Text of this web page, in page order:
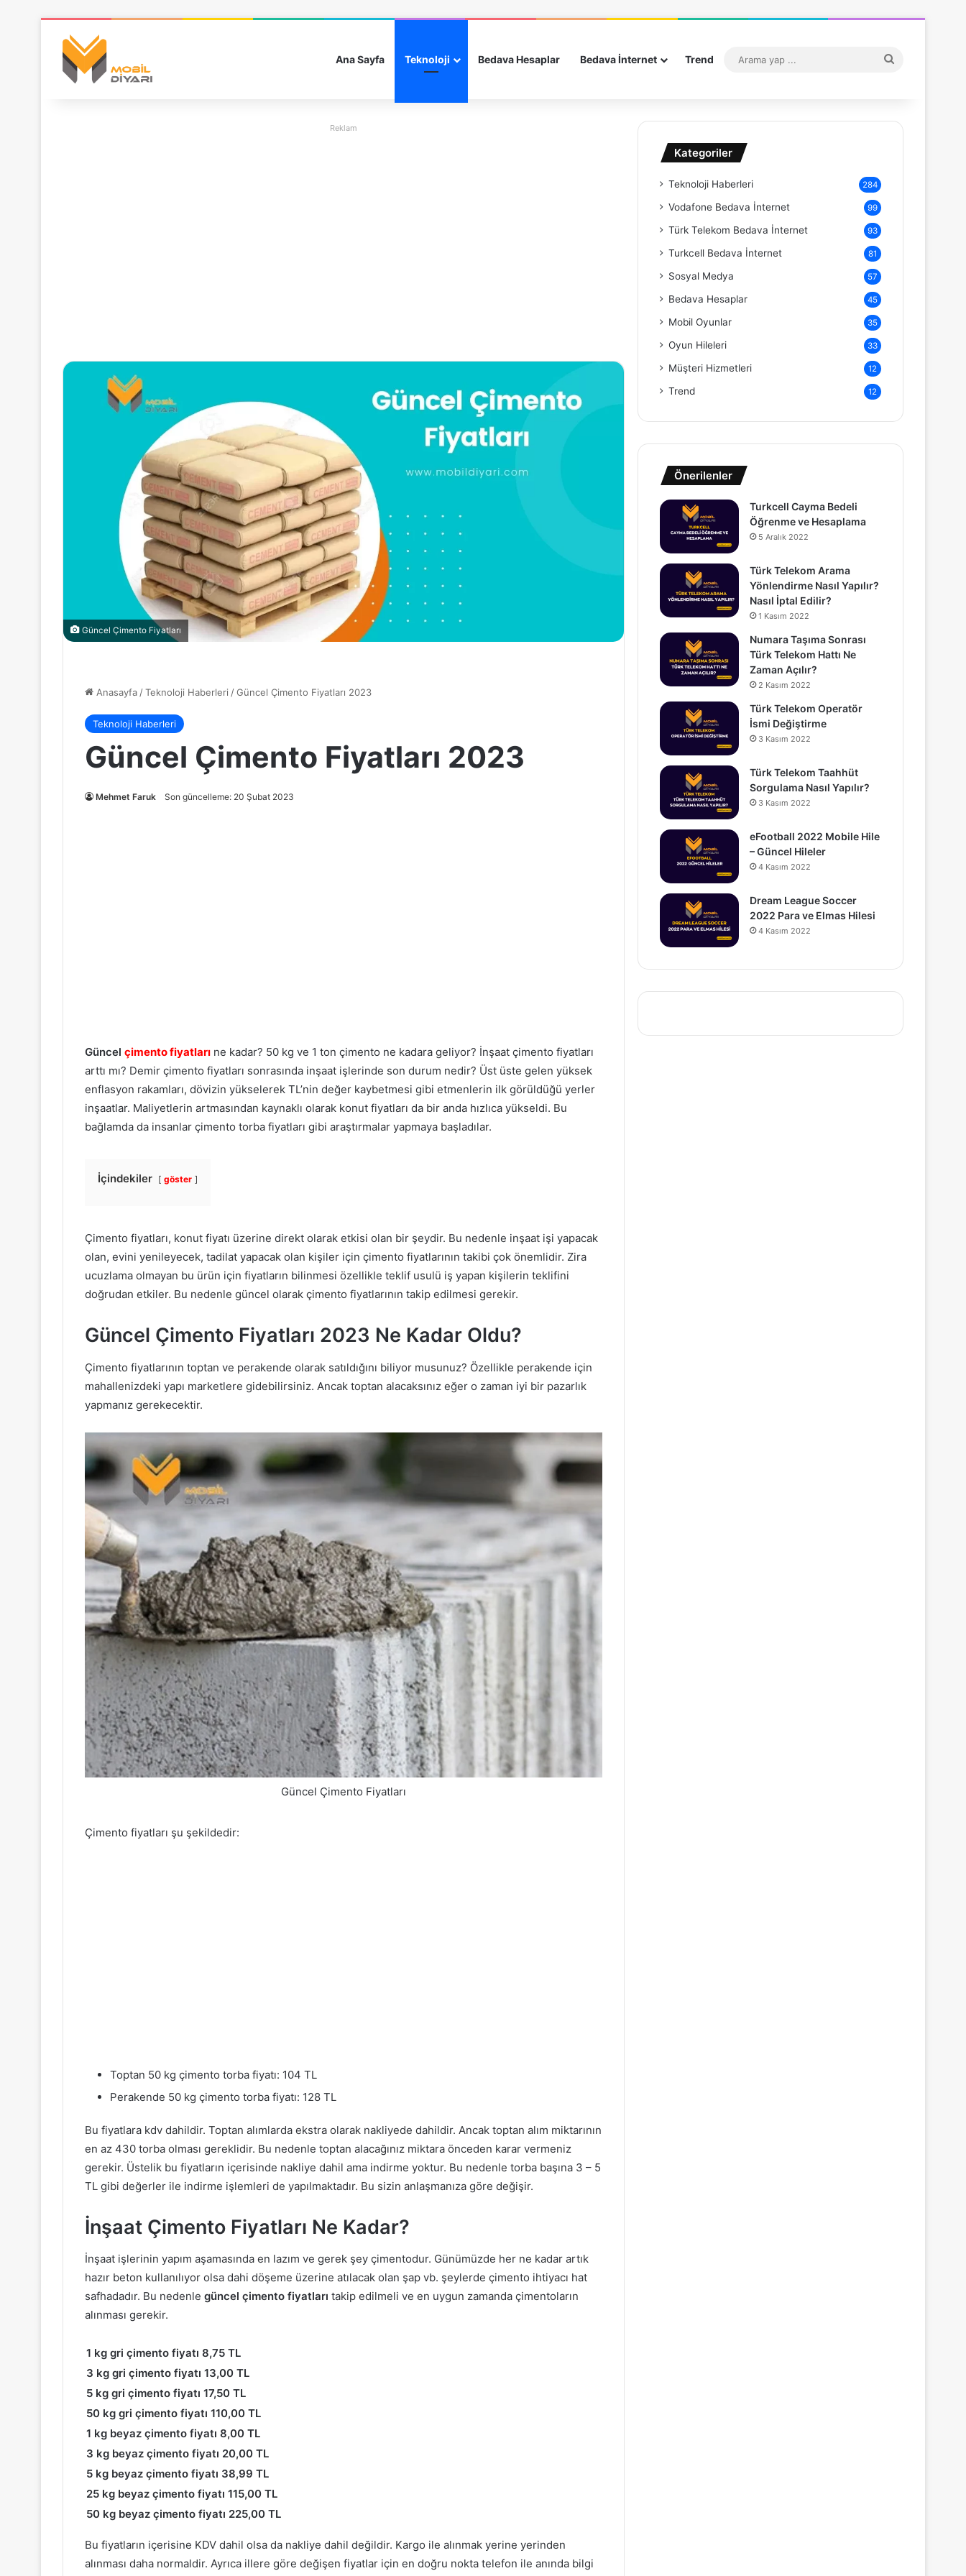
Ana Sayfa Teknoloji Bedava Hesaplar Bedava İnternet Trend
Reklam
Güncel Çimento Fiyatları
Anasayfa /Teknoloji Haberleri /Güncel Çimento Fiyatları 2023
Teknoloji Haberleri
Güncel Çimento Fiyatları 2023
Mehmet Faruk Son güncelleme: 20 Şubat 2023
Güncel çimento fiyatları ne kadar? 50 kg ve 1 ton çimento ne kadara geliyor? İnşaat çimento fiyatları
arttı mı? Demir çimento fiyatları sonrasında inşaat işlerinde son durum nedir? Üst üste gelen yüksek
enflasyon rakamları, dövizin yükselerek TL’nin değer kaybetmesi gibi etmenlerin ilk görüldüğü yerler
inşaatlar. Maliyetlerin artmasından kaynaklı olarak konut fiyatları da bir anda hızlıca yükseldi. Bu
bağlamda da insanlar çimento torba fiyatları gibi araştırmalar yapmaya başladılar.
İçindekiler göster
Çimento fiyatları, konut fiyatı üzerine direkt olarak etkisi olan bir şeydir. Bu nedenle inşaat işi yapacak
olan, evini yenileyecek, tadilat yapacak olan kişiler için çimento fiyatlarının takibi çok önemlidir. Zira
ucuzlama olmayan bu ürün için fiyatların bilinmesi özellikle teklif usulü iş yapan kişilerin teklifini
doğrudan etkiler. Bu nedenle güncel olarak çimento fiyatlarının takip edilmesi gerekir.
Güncel Çimento Fiyatları 2023 Ne Kadar Oldu?
Çimento fiyatlarının toptan ve perakende olarak satıldığını biliyor musunuz? Özellikle perakende için
mahallenizdeki yapı marketlere gidebilirsiniz. Ancak toptan alacaksınız eğer o zaman iyi bir pazarlık
yapmanız gerekecektir.
Güncel Çimento Fiyatları
Çimento fiyatları şu şekildedir:
Toptan 50 kg çimento torba fiyatı: 104 TL
Perakende 50 kg çimento torba fiyatı: 128 TL
Bu fiyatlara kdv dahildir. Toptan alımlarda ekstra olarak nakliyede dahildir. Ancak toptan alım miktarının
en az 430 torba olması gereklidir. Bu nedenle toptan alacağınız miktara önceden karar vermeniz
gerekir. Üstelik bu fiyatların içerisinde nakliye dahil ama indirme yoktur. Bu nedenle torba başına 3 – 5
TL gibi değerler ile indirme işlemleri de yapılmaktadır. Bu sizin anlaşmanıza göre değişir.
İnşaat Çimento Fiyatları Ne Kadar?
İnşaat işlerinin yapım aşamasında en lazım ve gerek şey çimentodur. Günümüzde her ne kadar artık
hazır beton kullanılıyor olsa dahi döşeme üzerine atılacak olan şap vb. şeylerde çimento ihtiyacı hat
safhadadır. Bu nedenle güncel çimento fiyatları takip edilmeli ve en uygun zamanda çimentoların
alınması gerekir.
1 kg gri çimento fiyatı 8,75 TL
3 kg gri çimento fiyatı 13,00 TL
5 kg gri çimento fiyatı 17,50 TL
50 kg gri çimento fiyatı 110,00 TL
1 kg beyaz çimento fiyatı 8,00 TL
3 kg beyaz çimento fiyatı 20,00 TL
5 kg beyaz çimento fiyatı 38,99 TL
25 kg beyaz çimento fiyatı 115,00 TL
50 kg beyaz çimento fiyatı 225,00 TL
Bu fiyatların içerisine KDV dahil olsa da nakliye dahil değildir. Kargo ile alınmak yerine yerinden
alınması daha normaldir. Ayrıca illere göre değişen fiyatlar için en doğru nokta telefon ile anında bilgi
Kategoriler
Teknoloji Haberleri 284
Vodafone Bedava İnternet 99
Türk Telekom Bedava İnternet 93
Turkcell Bedava İnternet 81
Sosyal Medya 57
Bedava Hesaplar 45
Mobil Oyunlar 35
Oyun Hileleri 33
Müşteri Hizmetleri 12
Trend 12
Önerilenler
Turkcell Cayma Bedeli
Öğrenme ve Hesaplama
5 Aralık 2022
Türk Telekom Arama
Yönlendirme Nasıl Yapılır?
Nasıl İptal Edilir?
1 Kasım 2022
Numara Taşıma Sonrası
Türk Telekom Hattı Ne
Zaman Açılır?
2 Kasım 2022
Türk Telekom Operatör
İsmi Değiştirme
3 Kasım 2022
Türk Telekom Taahhüt
Sorgulama Nasıl Yapılır?
3 Kasım 2022
eFootball 2022 Mobile Hile
– Güncel Hileler
4 Kasım 2022
Dream League Soccer
2022 Para ve Elmas Hilesi
4 Kasım 2022